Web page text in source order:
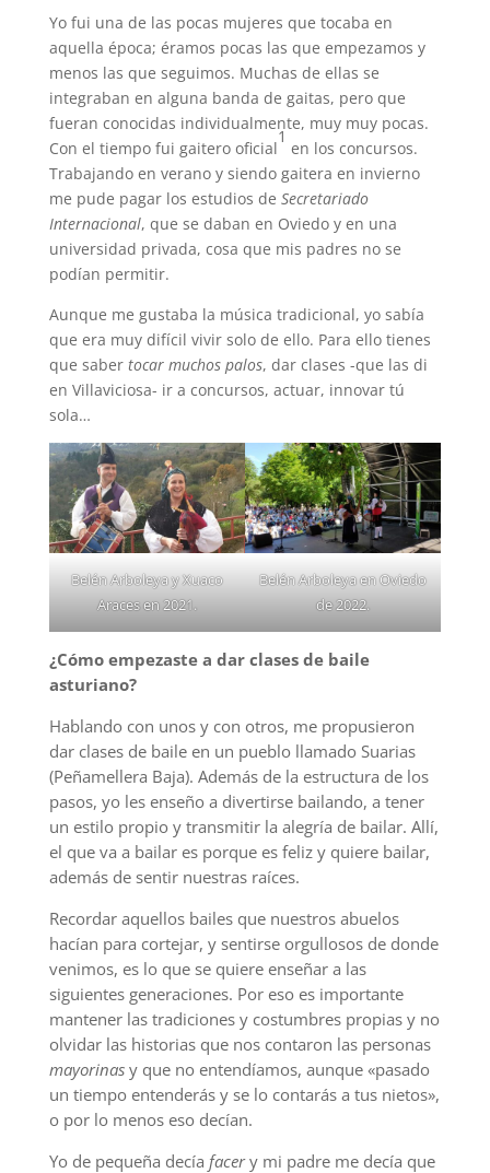
Yo fui una de las pocas mujeres que tocaba en
aquella época; éramos pocas las que empezamos y
menos las que seguimos. Muchas de ellas se
integraban en alguna banda de gaitas, pero que
fueran conocidas individualmente, muy muy pocas.
Con el tiempo fui gaitero oficial
1
en los concursos.
Trabajando en verano y siendo gaitera en invierno
me pude pagar los estudios de Secretariado
Internacional, que se daban en Oviedo y en una
universidad privada, cosa que mis padres no se
podían permitir.
Aunque me gustaba la música tradicional, yo sabía
que era muy difícil vivir solo de ello. Para ello tienes
que saber tocar muchos palos, dar clases -que las di
en Villaviciosa- ir a concursos, actuar, innovar tú
sola…
Belén Arboleya y Xuaco
Araces en 2021.
Belén Arboleya en Oviedo
de 2022.
¿Cómo empezaste a dar clases de baile
asturiano?
Hablando con unos y con otros, me propusieron
dar clases de baile en un pueblo llamado Suarias
(Peñamellera Baja). Además de la estructura de los
pasos, yo les enseño a divertirse bailando, a tener
un estilo propio y transmitir la alegría de bailar. Allí,
el que va a bailar es porque es feliz y quiere bailar,
además de sentir nuestras raíces.
Recordar aquellos bailes que nuestros abuelos
hacían para cortejar, y sentirse orgullosos de donde
venimos, es lo que se quiere enseñar a las
siguientes generaciones. Por eso es importante
mantener las tradiciones y costumbres propias y no
olvidar las historias que nos contaron las personas
mayorinasy que no entendíamos, aunque «pasado
un tiempo entenderás y se lo contarás a tus nietos»,
o por lo menos eso decían.
Yo de pequeña decía facery mi padre me decía que